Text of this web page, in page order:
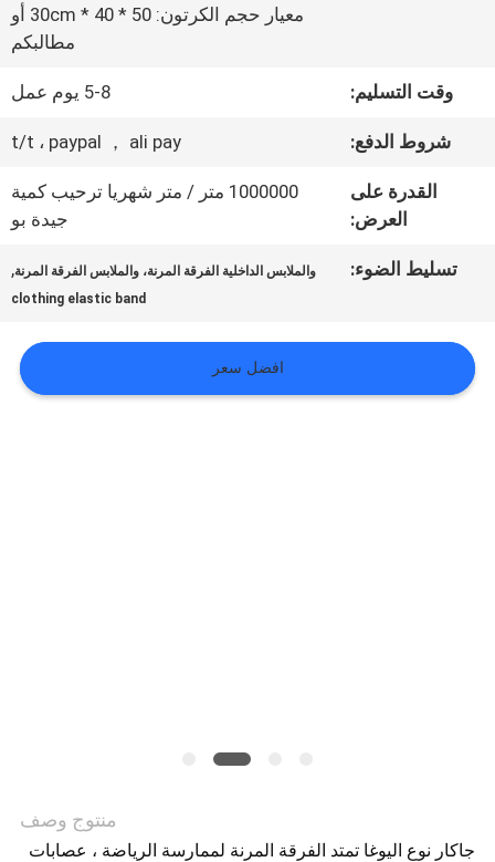
أخبار
جميع
VR
معيار حجم الكرتون: 50 * 40 * 30cm أو
مطالبكم
وقت التسليم: 5-8 يوم عمل
شروط الدفع: t/t ، paypal ， ali pay
القدرة على
العرض:
1000000 متر / متر شهريا ترحيب كمية
جيدة بو
تسليط الضوء: والملابس الداخلية الفرقة المرنة، والملابس الفرقة المرنة,
clothing elastic band
افضل سعر
منتوج وصف
جاكار نوع اليوغا تمتد الفرقة المرنة لممارسة الرياضة ، عصابات